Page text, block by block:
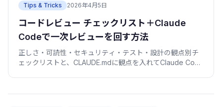
Tips & Tricks 2026年4月5日
コードレビュー チェックリスト＋Claude
Codeで一次レビューを回す方法
正しさ・可読性・セキュリティ・テスト・設計の観点別チ
ェックリストと、CLAUDE.mdに観点を入れてClaude Code